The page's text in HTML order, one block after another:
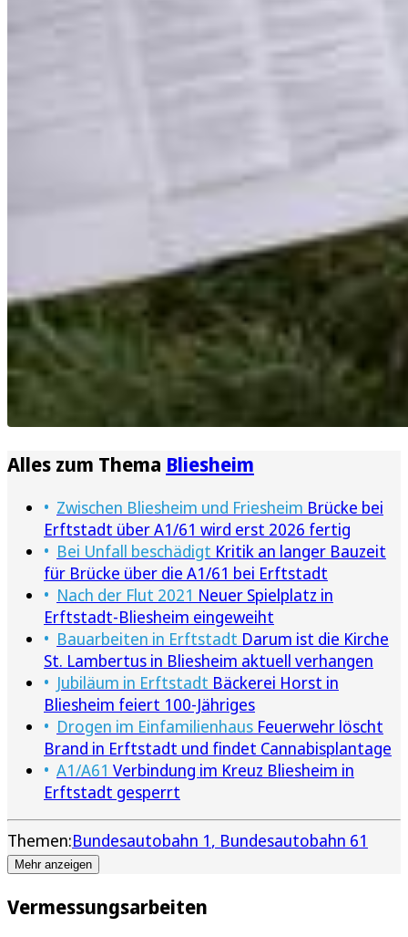
Alles zum Thema Bliesheim
Zwischen Bliesheim und Friesheim Brücke bei
Erftstadt über A1/61 wird erst 2026 fertig
Bei Unfall beschädigt Kritik an langer Bauzeit
für Brücke über die A1/61 bei Erftstadt
Nach der Flut 2021 Neuer Spielplatz in
Erftstadt-Bliesheim eingeweiht
Bauarbeiten in Erftstadt Darum ist die Kirche
St. Lambertus in Bliesheim aktuell verhangen
Jubiläum in Erftstadt Bäckerei Horst in
Bliesheim feiert 100-Jähriges
Drogen im Einfamilienhaus Feuerwehr löscht
Brand in Erftstadt und findet Cannabisplantage
A1/A61 Verbindung im Kreuz Bliesheim in
Erftstadt gesperrt
Themen:Bundesautobahn 1 Bundesautobahn 61
Mehr anzeigen
Vermessungsarbeiten